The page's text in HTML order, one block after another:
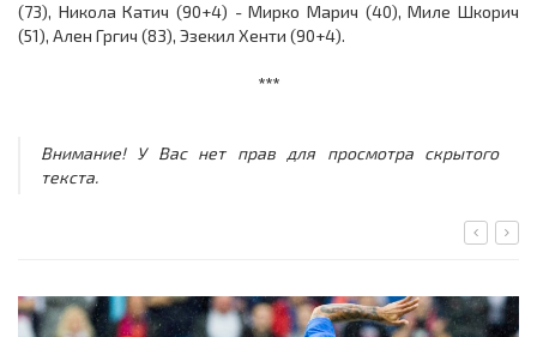
(73), Никола Катич (90+4) - Мирко Марич (40), Миле Шкорич
(51), Ален Гргич (83), Эзекил Хенти (90+4).
***
Внимание! У Вас нет прав для просмотра скрытого
текста.